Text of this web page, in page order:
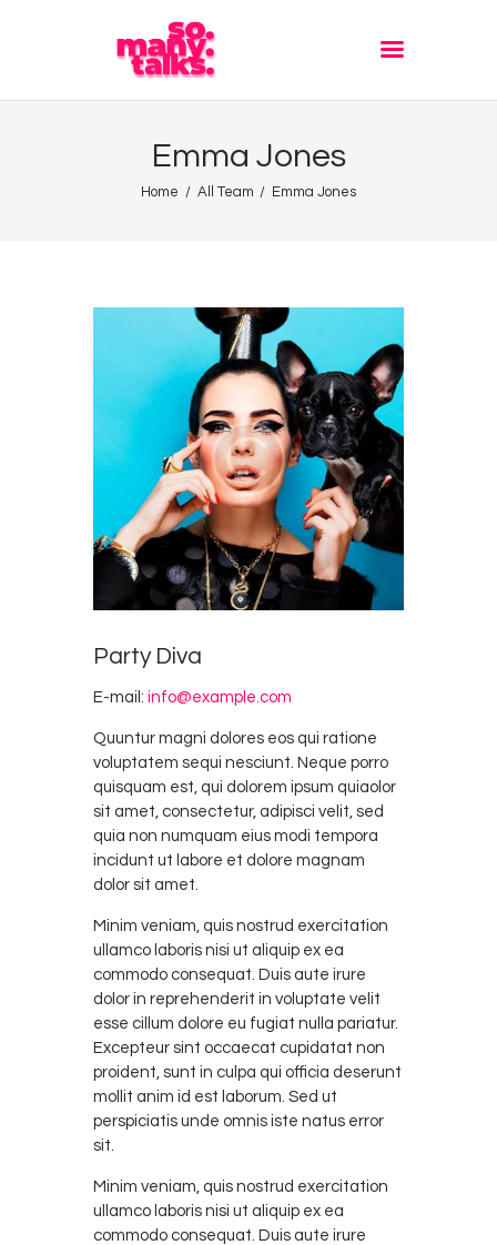
Emma Jones
Home All Team Emma Jones
Party Diva
E-mail: info@example.com
Quuntur magni dolores eos qui ratione
voluptatem sequi nesciunt. Neque porro
quisquam est, qui dolorem ipsum quiaolor
sit amet, consectetur, adipisci velit, sed
quia non numquam eius modi tempora
incidunt ut labore et dolore magnam
dolor sit amet.
Minim veniam, quis nostrud exercitation
ullamco laboris nisi ut aliquip ex ea
commodo consequat. Duis aute irure
dolor in reprehenderit in voluptate velit
esse cillum dolore eu fugiat nulla pariatur.
Excepteur sint occaecat cupidatat non
proident, sunt in culpa qui officia deserunt
mollit anim id est laborum. Sed ut
perspiciatis unde omnis iste natus error
sit.
Minim veniam, quis nostrud exercitation
ullamco laboris nisi ut aliquip ex ea
commodo consequat. Duis aute irure